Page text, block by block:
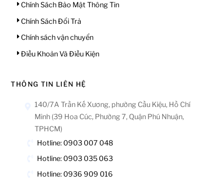
Chính Sách Bảo Mật Thông Tin
Chính Sách Đổi Trả
Chính sách vận chuyển
Điều Khoản Và Điều Kiện
THÔNG TIN LIÊN HỆ
140/7A Trần Kế Xương, phường Cầu Kiệu, Hồ Chí
Minh (39 Hoa Cúc, Phường 7, Quận Phú Nhuận,
TPHCM)
Hotline: 0903 007 048
Hotline: 0903 035 063
Hotline: 0936 909 016